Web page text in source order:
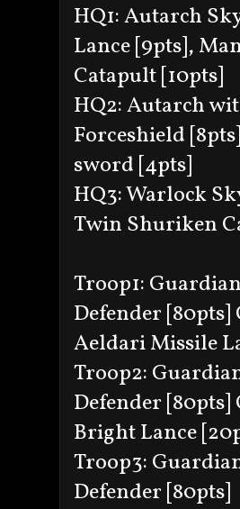
HQ1: Autarch
Lance [9pts],
Catapult [10pts]
HQ2: Autarch
Forceshield
sword [4pts]
HQ3: Warlock
Twin Shuriken
Troop1:
Defender
Aeldari Missile
Troop2:
Defender
Bright Lance
Troop3:
Defender [80pts]